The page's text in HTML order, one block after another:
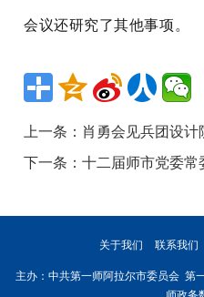
会议还研究了其他事项。
上一条： 肖勇会见兵团设计
下一条：十二届师市党委常
关于我们 联系我们
主办：中共第一师阿拉尔市委员会